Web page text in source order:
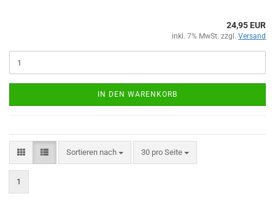
24,95 EUR
inkl. 7% MwSt. zzgl. Versand
IN DEN WARENKORB
Sortieren nach
Sortieren nach 30 pro Seite
pro Seite
1